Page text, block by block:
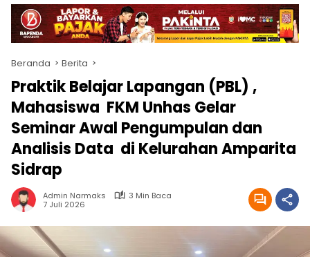
Beranda Berita
Praktik Belajar Lapangan (PBL) ,
Mahasiswa FKM Unhas Gelar
Seminar Awal Pengumpulan dan
Analisis Data di Kelurahan Amparita
Sidrap
Admin Narmaks
3 Min Baca
7 Juli 2026